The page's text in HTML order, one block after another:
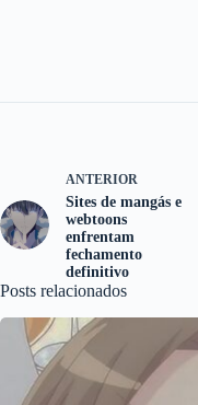
ANTERIOR
Sites de mangás e
webtoons
enfrentam
fechamento
definitivo
Posts relacionados